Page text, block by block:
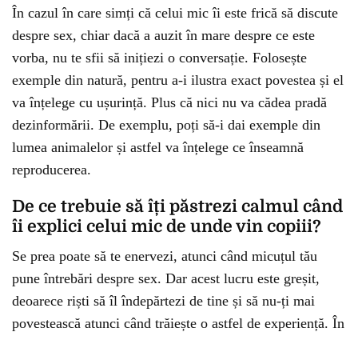
În cazul în care simți că celui mic îi este frică să discute
despre sex, chiar dacă a auzit în mare despre ce este
vorba, nu te sfii să inițiezi o conversație. Folosește
exemple din natură, pentru a-i ilustra exact povestea și el
va înțelege cu ușurință. Plus că nici nu va cădea pradă
dezinformării. De exemplu, poți să-i dai exemple din
lumea animalelor și astfel va înțelege ce înseamnă
reproducerea.
De ce trebuie să îți păstrezi calmul când
îi explici celui mic de unde vin copiii?
Se prea poate să te enervezi, atunci când micuțul tău
pune întrebări despre sex. Dar acest lucru este greșit,
deoarece riști să îl îndepărtezi de tine și să nu-ți mai
povestească atunci când trăiește o astfel de experiență. În